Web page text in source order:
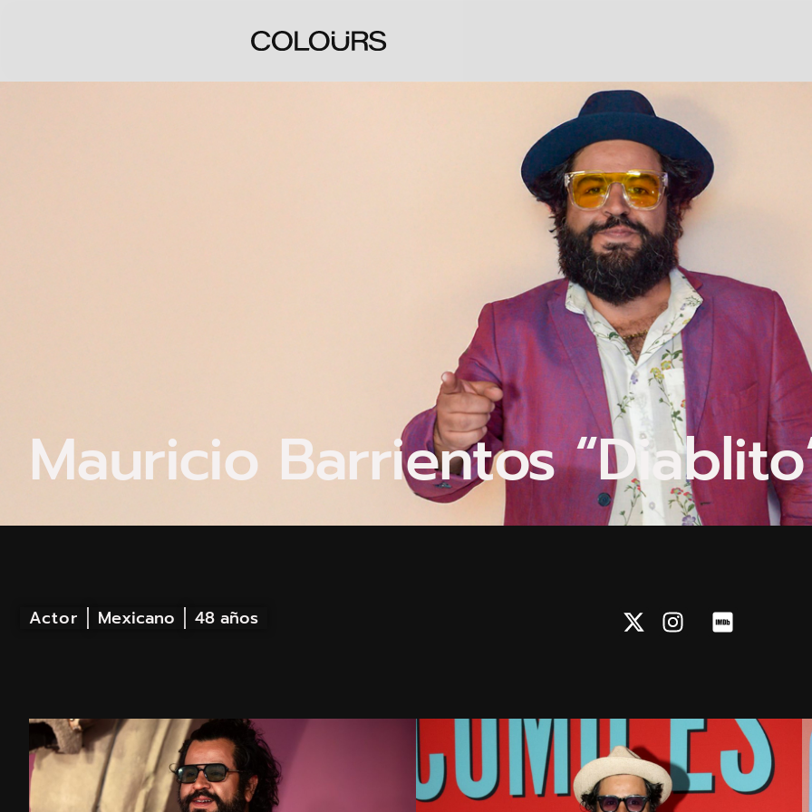
Mauricio Barrientos
Actor Mexicano 48 años